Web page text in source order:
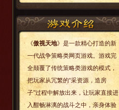
《傲视天地》是一款精心打造的新
一代战争策略类网页游戏。游戏完
全颠覆了传统策略类游戏的模式，
把玩家从冗繁的“采资源，造房
子”过程中解放出来，让玩家直接进
入酣畅淋漓的战斗之中，亲身体验